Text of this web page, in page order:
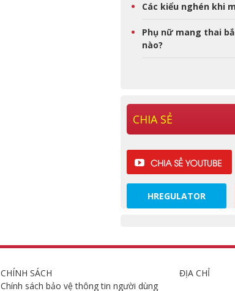
Các kiểu nghén khi
Phụ nữ mang thai
nào?
CHIA SẺ
HREGULATOR
CHÍNH SÁCH
Chính sách bảo vệ thông tin người dùng
ĐỊA CHỈ